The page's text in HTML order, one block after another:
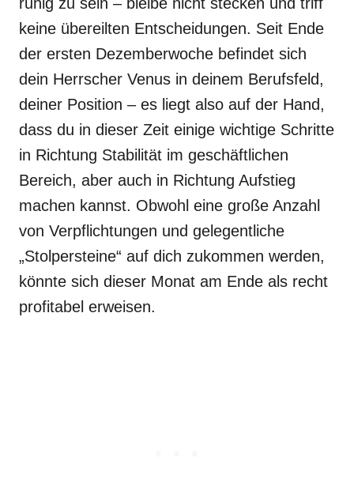
keine übereilten Entscheidungen. Seit Ende
der ersten Dezemberwoche befindet sich
dein Herrscher Venus in deinem Berufsfeld,
deiner Position – es liegt also auf der Hand,
dass du in dieser Zeit einige wichtige Schritte
in Richtung Stabilität im geschäftlichen
Bereich, aber auch in Richtung Aufstieg
machen kannst. Obwohl eine große Anzahl
von Verpflichtungen und gelegentliche
„Stolpersteine“ auf dich zukommen werden,
könnte sich dieser Monat am Ende als recht
profitabel erweisen.